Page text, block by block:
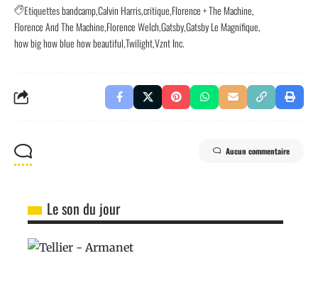
EtiquettesbandcampCalvin Harriscritique Florence + The Machine
Florence And The Machine Florence WelchGatsbyGatsby Le Magnifique
how big how blue how beautifulTwilightVznt Inc.
Aucun commentaire
Le son du jour